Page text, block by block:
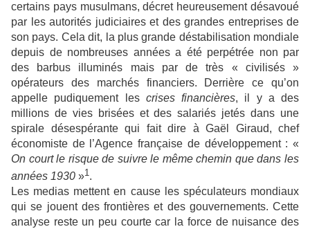
certains pays musulmans, décret heureusement désavoué
par les autorités judiciaires et des grandes entreprises de
son pays. Cela dit, la plus grande déstabilisation mondiale
depuis de nombreuses années a été perpétrée non par
des barbus illuminés mais par de très « civilisés »
opérateurs des marchés financiers. Derrière ce qu’on
appelle pudiquement les crises financières, il y a des
millions de vies brisées et des salariés jetés dans une
spirale désespérante qui fait dire à Gaël Giraud, chef
économiste de l’Agence française de développement : «
On court le risque de suivre le même chemin que dans les
années 1930 »1.
Les medias mettent en cause les spéculateurs mondiaux
qui se jouent des frontières et des gouvernements. Cette
analyse reste un peu courte car la force de nuisance des